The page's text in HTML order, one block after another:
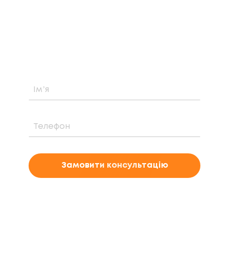
Замовити консультацію